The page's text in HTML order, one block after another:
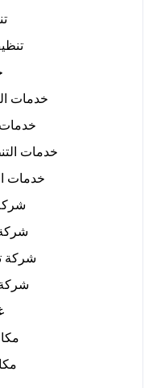
خدمات
خدمات
خدمات
شركة